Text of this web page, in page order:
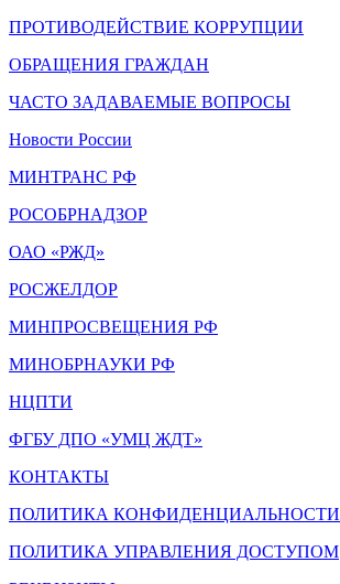
ПРОТИВОДЕЙСТВИЕ КОРРУПЦИИ
ОБРАЩЕНИЯ ГРАЖДАН
ЧАСТО ЗАДАВАЕМЫЕ ВОПРОСЫ
Новости России
МИНТРАНС РФ
РОСОБРНАДЗОР
ОАО «РЖД»
РОСЖЕЛДОР
МИНПРОСВЕЩЕНИЯ РФ
МИНОБРНАУКИ РФ
НЦПТИ
ФГБУ ДПО «УМЦ ЖДТ»
КОНТАКТЫ
ПОЛИТИКА КОНФИДЕНЦИАЛЬНОСТИ
ПОЛИТИКА УПРАВЛЕНИЯ ДОСТУПОМ